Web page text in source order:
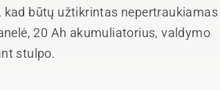
kad būtų užtikrintas nepertraukiamas
20 Ah akumuliatorius, valdymo
stulpo.